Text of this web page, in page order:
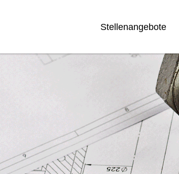
Stellenangebote